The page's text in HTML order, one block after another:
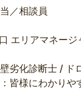
／相談員
エリアマネー
劣化診断士 / ド
皆様にわかりや